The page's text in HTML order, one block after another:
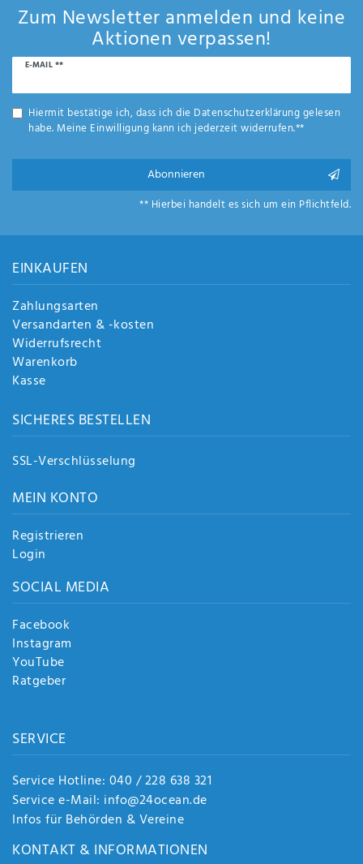
Zum Newsletter anmelden und keine
Aktionen verpassen!
E-MAIL **
Newsletter
Hiermit bestätige ich, dass ich die Daten­schutz­erklärunggelesen
habe. Meine Einwilligung kann ich jederzeit widerrufen.**
Abonnieren
** Hierbei handelt es sich um ein Pflichtfeld.
EINKAUFEN
Zahlungsarten
Versandarten & -kosten
Widerrufsrecht
Warenkorb
Kasse
SICHERES BESTELLEN
SSL-Verschlüsselung
MEIN KONTO
Registrieren
Login
SOCIAL MEDIA
Facebook
Instagram
YouTube
Ratgeber
SERVICE
Service Hotline: 040 / 228 638 321
Service e-Mail: info@24ocean.de
Infos für Behörden & Vereine
KONTAKT & INFORMATIONEN